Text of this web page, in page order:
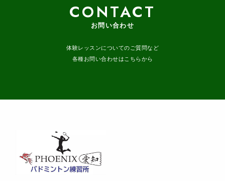
CONTACT
お問い合わせ
体験レッスンについてのご質問など
各種お問い合わせはこちらから